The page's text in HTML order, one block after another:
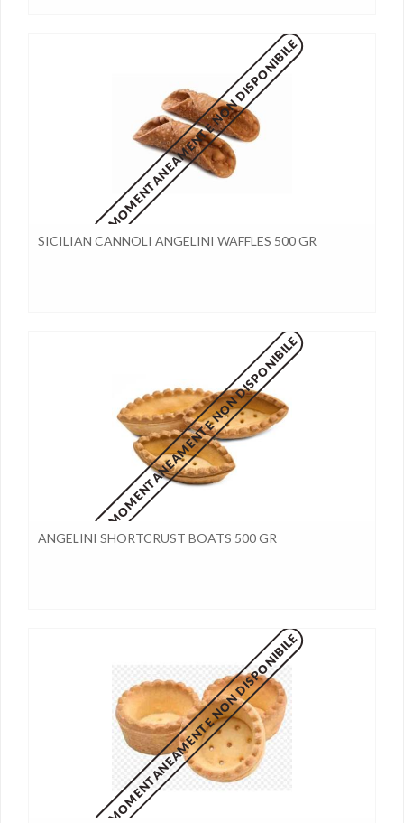
MOMENTANEAMENTE NON DISPONIBILE
SICILIAN CANNOLI ANGELINI WAFFLES 500 GR
MOMENTANEAMENTE NON DISPONIBILE
ANGELINI SHORTCRUST BOATS 500 GR
MOMENTANEAMENTE NON DISPONIBILE